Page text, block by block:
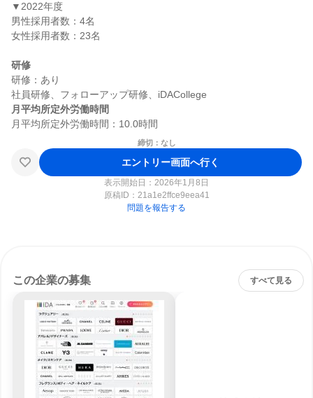
▼2022年度
男性採用者数：4名
女性採用者数：23名
研修
研修：あり
月平均所定外労働時間
締切：なし
エントリー画面へ行く
表示開始日：2026年1月8日
原稿ID： 21a1e2ffce9eea41
問題を報告する
この企業の募集 すべて見る